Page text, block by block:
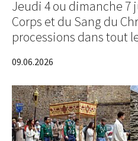
Jeudi 4 ou dimanche 7
Corps et du Sang du
processions dans tout
09.06.2026